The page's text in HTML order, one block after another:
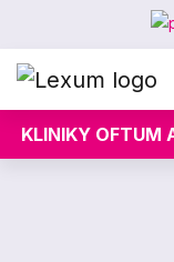
KLINIKY OFTUM